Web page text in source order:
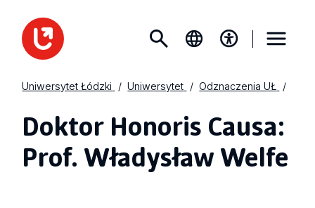
Uniwersytet Łódzki Uniwersytet Odznaczenia UŁ
Doktor Honoris Causa:
Prof. Władysław Welfe